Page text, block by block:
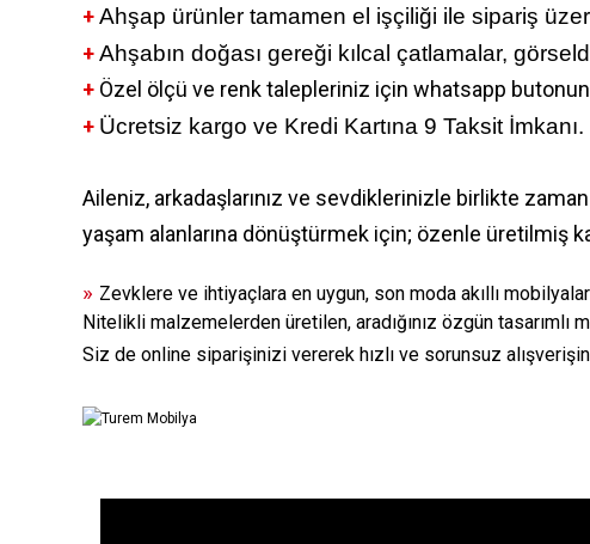
+Ahşap ürünler tamamen el işçiliği ile sipariş
+Ahşabın doğası gereği kılcal çatlamalar,
+ Özel ölçü ve renk talepleriniz için whatsapp
+ Ücretsiz kargo ve Kredi Kartına 9 Taksit İmkanı.
Aileniz, arkadaşlarınız ve sevdiklerinizle birlikte
yaşam alanlarına dönüştürmek için; özenle üretilmiş
» Zevklere ve ihtiyaçlara en uygun, son moda akıllı
Nitelikli malzemelerden üretilen, aradığınız özgün tasarımlı
Siz de online siparişinizi vererek hızlı ve sorunsuz